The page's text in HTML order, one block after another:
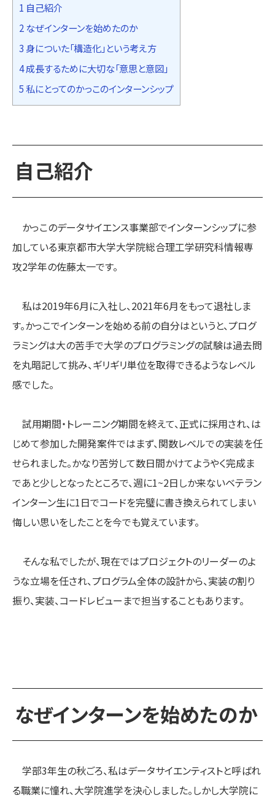
1 自己紹介
2なぜインターンを始めたのか
3 身についた「構造化」という考え方
4成長するために大切な「意思と意図」
5私にとってのかっこのインターンシップ
自己紹介
かっこのデータサイエンス事業部でインターンシップに参
加している東京都市大学大学院総合理工学研究科情報専
攻2学年の佐藤太一です。
私は2019年6月に入社し、2021年6月をもって退社しま
す。かっこでインターンを始める前の自分はというと、プログ
ラミングは大の苦手で大学のプログラミングの試験は過去問
を丸暗記して挑み、ギリギリ単位を取得できるようなレベル
感でした。
試用期間・トレーニング期間を終えて、正式に採用され、は
じめて参加した開発案件ではまず、関数レベルでの実装を任
せられました。かなり苦労して数日間かけてようやく完成ま
であと少しとなったところで、週に1~2日しか来ないベテラン
インターン生に1日でコードを完璧に書き換えられてしまい
悔しい思いをしたことを今でも覚えています。
そんな私でしたが、現在ではプロジェクトのリーダーのよ
うな立場を任され、プログラム全体の設計から、実装の割り
振り、実装、コードレビューまで担当することもあります。
なぜインターンを始めたのか
学部3年生の秋ごろ、私はデータサイエンティストと呼ばれ
る職業に憧れ、大学院進学を決心しました。しかし大学院に